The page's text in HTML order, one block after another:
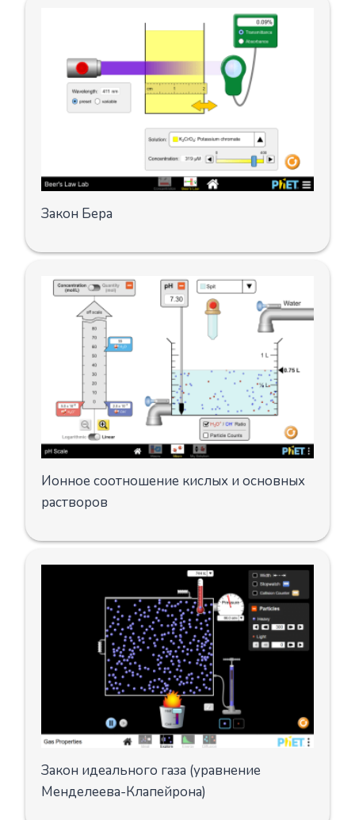
Закон Бера
Ионное соотношение кислых и основных
растворов
Закон идеального газа (уравнение
Менделеева-Клапейрона)